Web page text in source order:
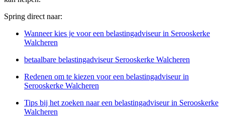
Spring direct naar:
Wanneer kies je voor een belastingadviseur in Serooskerke
Walcheren
betaalbare belastingadviseur Serooskerke Walcheren
Redenen om te kiezen voor een belastingadviseur in
Serooskerke Walcheren
Tips bij het zoeken naar een belastingadviseur in Serooskerke
Walcheren